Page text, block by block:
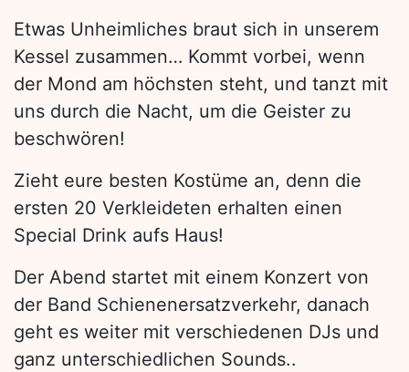
Etwas Unheimliches braut sich in unserem
Kessel zusammen… Kommt vorbei, wenn
der Mond am höchsten steht, und tanzt mit
uns durch die Nacht, um die Geister zu
beschwören!
Zieht eure besten Kostüme an, denn die
ersten 20 Verkleideten erhalten einen
Special Drink aufs Haus!
Der Abend startet mit einem Konzert von
der Band Schienenersatzverkehr, danach
geht es weiter mit verschiedenen DJs und
ganz unterschiedlichen Sounds..